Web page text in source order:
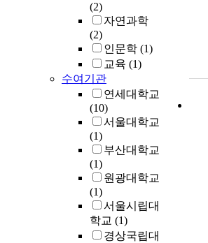
(2)
자연과학
(2)
인문학 (1)
교육 (1)
수여기관
연세대학교
(10)
서울대학교
(1)
부산대학교
(1)
원광대학교
(1)
서울시립대
학교 (1)
경상국립대